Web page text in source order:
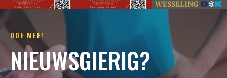
DOE MEE!
NIEUWSGIERIG?